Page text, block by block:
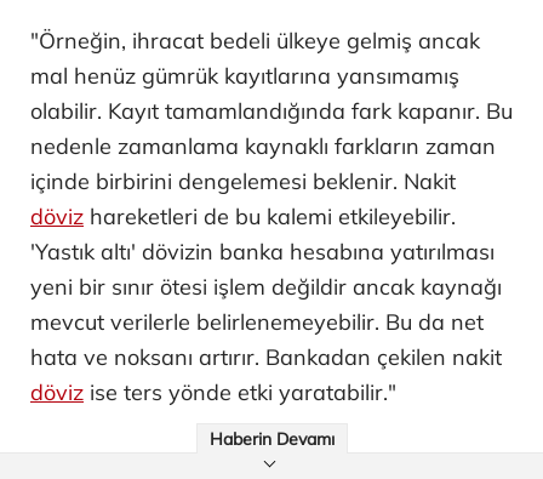
"Örneğin, ihracat bedeli ülkeye gelmiş ancak
mal henüz gümrük kayıtlarına yansımamış
olabilir. Kayıt tamamlandığında fark kapanır. Bu
nedenle zamanlama kaynaklı farkların zaman
içinde birbirini dengelemesi beklenir. Nakit
döviz hareketleri de bu kalemi etkileyebilir.
'Yastık altı' dövizin banka hesabına yatırılması
yeni bir sınır ötesi işlem değildir ancak kaynağı
mevcut verilerle belirlenemeyebilir. Bu da net
hata ve noksanı artırır. Bankadan çekilen nakit
döviz ise ters yönde etki yaratabilir."
Haberin Devamı